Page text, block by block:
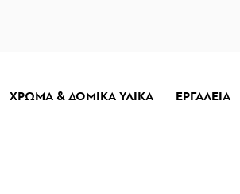
ΧΡΩΜΑ & ΔΟΜΙΚΑ ΥΛΙΚΑ ΕΡΓΑΛΕΙΑ